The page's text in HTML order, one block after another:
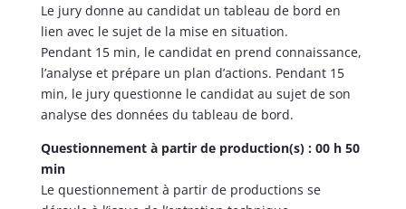
Le jury donne au candidat un tableau de bord en
lien avec le sujet de la mise en situation.
Pendant 15 min, le candidat en prend connaissance,
l’analyse et prépare un plan d’actions. Pendant 15
min, le jury questionne le candidat au sujet de son
analyse des données du tableau de bord.
Questionnement à partir de production(s) : 00 h 50
min
Le questionnement à partir de productions se